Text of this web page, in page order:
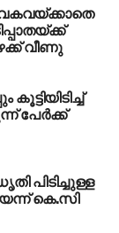
LATEST NEWS
ബസിന്
ഡ്രൈവറുടെ
വീണു
പേര്‍ക്ക്
പിടിച്ചുള്ള
കെ.സി